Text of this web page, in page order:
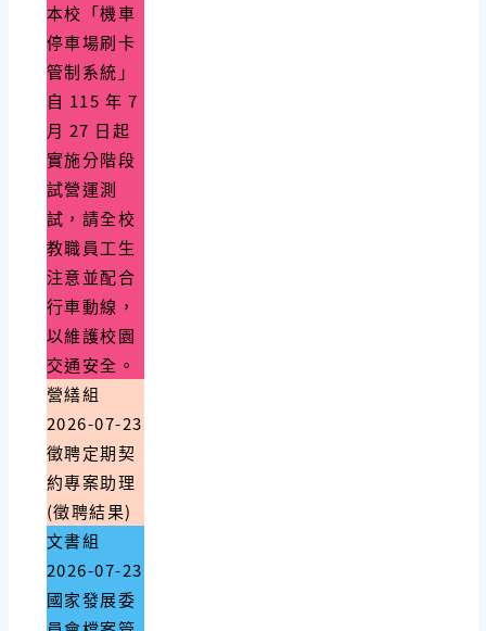
本校「機車
停車場刷卡
管制系統」
自 115 年 7
月 27 日起
實施分階段
試營運測
試，請全校
教職員工生
注意並配合
行車動線，
以維護校園
交通安全。
營繕組
2026-07-23
徵聘定期契
約專案助理
(徵聘結果)
文書組
2026-07-23
國家發展委